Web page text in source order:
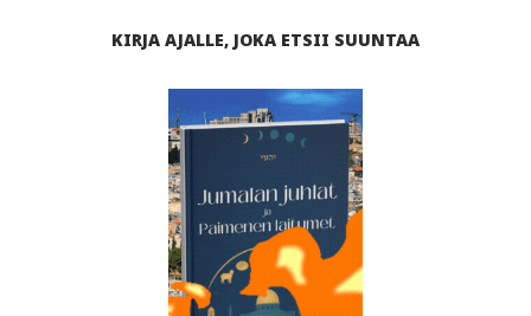
KIRJA AJALLE, JOKA ETSII SUUNTAA